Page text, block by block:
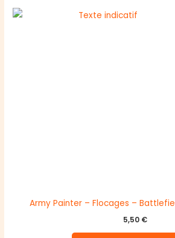
Army Painter – Flocages –
5,50 €